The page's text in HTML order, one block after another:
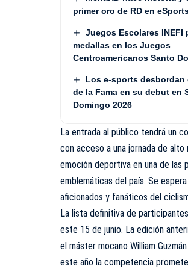
primer oro de RD en
Juegos Escolares INEFI
medallas en los Juegos
Centroamericanos Santo
Los e-sports desbordan
de la Fama en su debut en
Domingo 2026
La entrada al público tendrá un
con acceso a una jornada de alto
emoción deportiva en una de las
emblemáticas del país. Se
aficionados y fanáticos del
La lista definitiva de
este 15 de junio. La edición
el máster mocano William
este año la competencia